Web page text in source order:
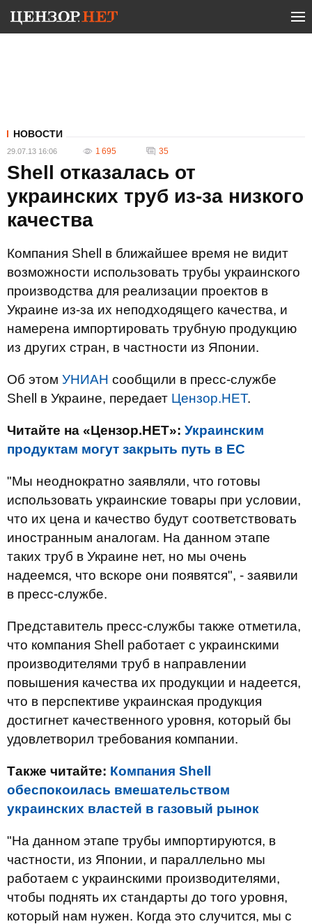
НОВОСТИ
29.07.13 16:06 1 695 35
Shell отказалась от
украинских труб из-за низкого
качества
Компания Shell в ближайшее время не видит
возможности использовать трубы украинского
производства для реализации проектов в
Украине из-за их неподходящего качества, и
намерена импортировать трубную продукцию
из других стран, в частности из Японии.
Об этом УНИАН сообщили в пресс-службе
Shell в Украине, передает Цензор.НЕТ.
Читайте на «Цензор.НЕТ»: Украинским
продуктам могут закрыть путь в ЕС
"Мы неоднократно заявляли, что готовы
использовать украинские товары при условии,
что их цена и качество будут соответствовать
иностранным аналогам. На данном этапе
таких труб в Украине нет, но мы очень
надеемся, что вскоре они появятся", - заявили
в пресс-службе.
Представитель пресс-службы также отметила,
что компания Shell работает с украинскими
производителями труб в направлении
повышения качества их продукции и надеется,
что в перспективе украинская продукция
достигнет качественного уровня, который бы
удовлетворил требования компании.
Также читайте: Компания Shell
обеспокоилась вмешательством
украинских властей в газовый рынок
"На данном этапе трубы импортируются, в
частности, из Японии, и параллельно мы
работаем с украинскими производителями,
чтобы поднять их стандарты до того уровня,
который нам нужен. Когда это случится, мы с